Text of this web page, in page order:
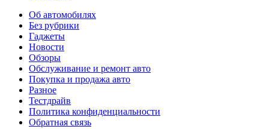
Об автомобилях
Без рубрики
Гаджеты
Новости
Обзоры
Обслуживание и ремонт авто
Покупка и продажа авто
Разное
Тестдрайв
Политика конфиденциальности
Обратная связь